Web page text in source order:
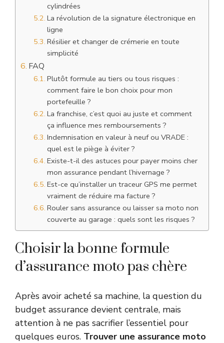
cylindrées
La révolution de la signature électronique en
ligne
Résilier et changer de crémerie en toute
simplicité
FAQ
Plutôt formule au tiers ou tous risques :
comment faire le bon choix pour mon
portefeuille ?
La franchise, c’est quoi au juste et comment
ça influence mes remboursements ?
Indemnisation en valeur à neuf ou VRADE :
quel est le piège à éviter ?
Existe-t-il des astuces pour payer moins cher
mon assurance pendant l’hivernage ?
Est-ce qu’installer un traceur GPS me permet
vraiment de réduire ma facture ?
Rouler sans assurance ou laisser sa moto non
couverte au garage : quels sont les risques ?
Choisir la bonne formule
d’assurance moto pas chère
Après avoir acheté sa machine, la question du
budget assurance devient centrale, mais
attention à ne pas sacrifier l’essentiel pour
quelques euros. Trouver une assurance moto